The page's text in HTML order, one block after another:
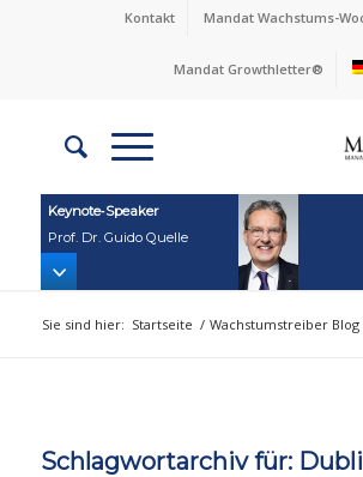
Kontakt Mandat Wachstums-
Mandat Growthletter®
Keynote‑Speaker
Prof. Dr. Guido Quelle
Sie sind hier: Startseite / Wachstumstreiber Blog
Schlagwortarchiv für: